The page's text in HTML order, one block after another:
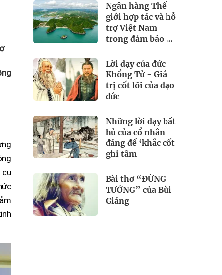
cụ
Ngân hàng Thế
giới hợp tác và hỗ
trợ Việt Nam
trong đảm bảo an
Lời dạy của đức
Khổng Tử - Giá
trị cốt lõi của đạo
đức
Những lời dạy bất
hủ của cổ nhân
đáng để ‘khắc cốt
ghi tâm
Bài thơ “ĐỪNG
TƯỞNG” của Bùi
Giáng